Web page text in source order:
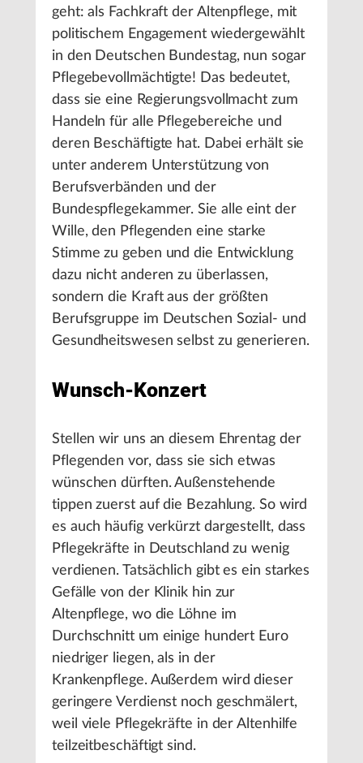
geht: als Fachkraft der Altenpflege, mit
politischem Engagement wiedergewählt
in den Deutschen Bundestag, nun sogar
Pflegebevollmächtigte! Das bedeutet,
dass sie eine Regierungsvollmacht zum
Handeln für alle Pflegebereiche und
deren Beschäftigte hat. Dabei erhält sie
unter anderem Unterstützung von
Berufsverbänden und der
Bundespflegekammer. Sie alle eint der
Wille, den Pflegenden eine starke
Stimme zu geben und die Entwicklung
dazu nicht anderen zu überlassen,
sondern die Kraft aus der größten
Berufsgruppe im Deutschen Sozial- und
Gesundheitswesen selbst zu generieren.
Wunsch-Konzert
Stellen wir uns an diesem Ehrentag der
Pflegenden vor, dass sie sich etwas
wünschen dürften. Außenstehende
tippen zuerst auf die Bezahlung. So wird
es auch häufig verkürzt dargestellt, dass
Pflegekräfte in Deutschland zu wenig
verdienen. Tatsächlich gibt es ein starkes
Gefälle von der Klinik hin zur
Altenpflege, wo die Löhne im
Durchschnitt um einige hundert Euro
niedriger liegen, als in der
Krankenpflege. Außerdem wird dieser
geringere Verdienst noch geschmälert,
weil viele Pflegekräfte in der Altenhilfe
teilzeitbeschäftigt sind.